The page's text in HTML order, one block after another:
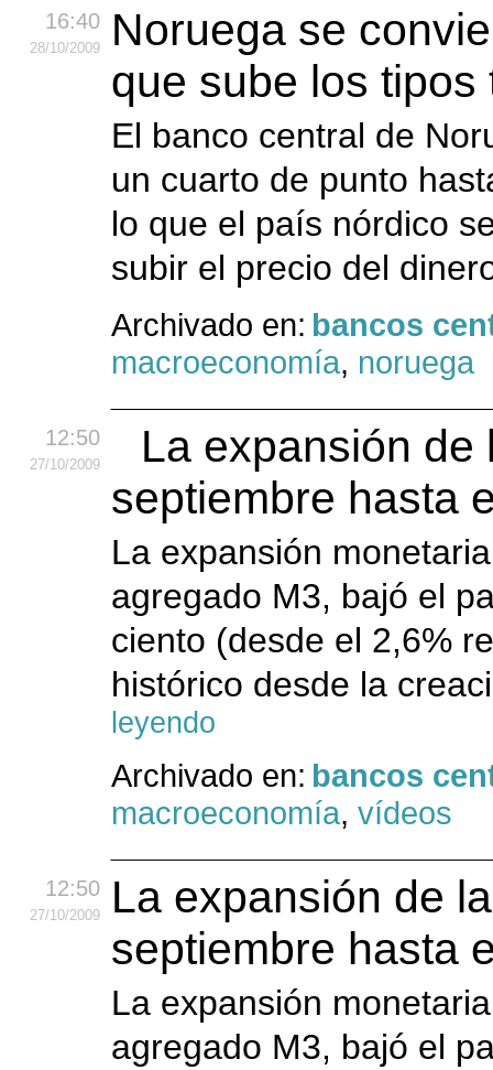
16:40
28/10/2009
Noruega se
que sube los tipos
El banco central de
un cuarto de punto
lo que el país nórdico
subir el precio del
Archivado en: bancos
macroeconomía, noruega
12:50
27/10/2009
La expansión de
septiembre hasta
La expansión
agregado M3, bajó el
ciento (desde el 2,6%
histórico desde la
leyendo
Archivado en: bancos
macroeconomía, vídeos
12:50
27/10/2009
La expansión de
septiembre hasta
La expansión
agregado M3, bajó el